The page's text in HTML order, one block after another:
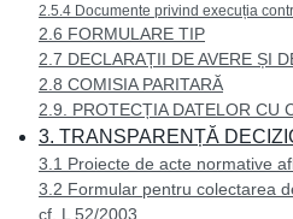
2.5.4 Documente privind execuția
2.6 FORMULARE TIP
2.7 DECLARAȚII DE AVERE ȘI
2.8 COMISIA PARITARĂ
2.9. PROTECȚIA DATELOR CU
3. TRANSPARENȚĂ
3.1 Proiecte de acte normative
3.2 Formular pentru colectarea
cf. L 52/2003